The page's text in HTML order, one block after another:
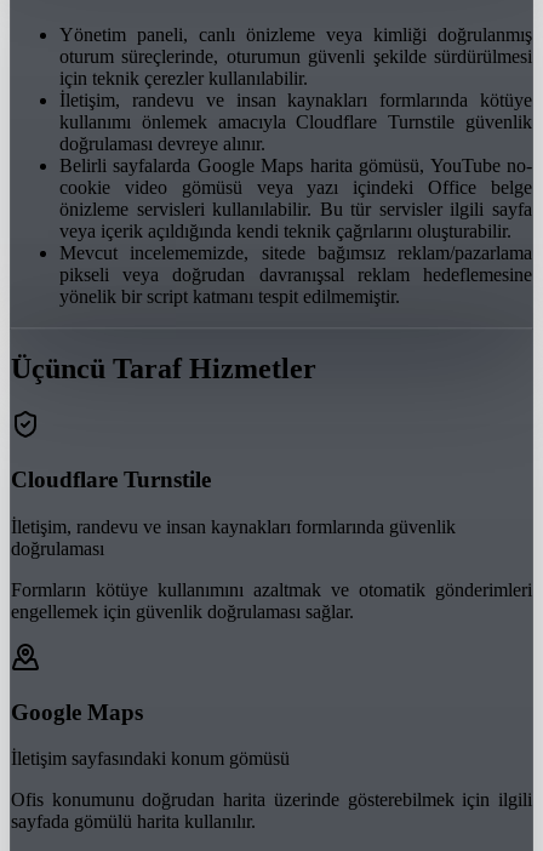
Yönetim paneli, canlı önizleme veya kimliği doğrulanmış
oturum süreçlerinde, oturumun güvenli şekilde sürdürülmesi
için teknik çerezler kullanılabilir.
İletişim, randevu ve insan kaynakları formlarında kötüye
kullanımı önlemek amacıyla Cloudflare Turnstile güvenlik
doğrulaması devreye alınır.
Belirli sayfalarda Google Maps harita gömüsü, YouTube no-
cookie video gömüsü veya yazı içindeki Office belge
önizleme servisleri kullanılabilir. Bu tür servisler ilgili sayfa
veya içerik açıldığında kendi teknik çağrılarını oluşturabilir.
Mevcut incelememizde, sitede bağımsız reklam/pazarlama
pikseli veya doğrudan davranışsal reklam hedeflemesine
yönelik bir script katmanı tespit edilmemiştir.
Üçüncü Taraf Hizmetler
Cloudflare Turnstile
İletişim, randevu ve insan kaynakları formlarında güvenlik
doğrulaması
Formların kötüye kullanımını azaltmak ve otomatik gönderimleri
engellemek için güvenlik doğrulaması sağlar.
Google Maps
İletişim sayfasındaki konum gömüsü
Ofis konumunu doğrudan harita üzerinde gösterebilmek için ilgili
sayfada gömülü harita kullanılır.